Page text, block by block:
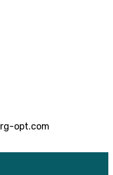
opt.com